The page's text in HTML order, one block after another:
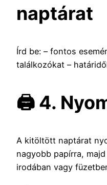
naptárat
Írd be: – fontos
találkozókat –
🖨️ 4.
A kitöltött naptárat
nagyobb papírra,
irodában vagy